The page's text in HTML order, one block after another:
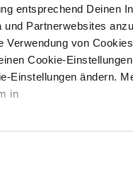
entsprechend Deinen
Partnerwebsites
Verwendung von
Cookie-Einstellungen
Einstellungen ändern.
in